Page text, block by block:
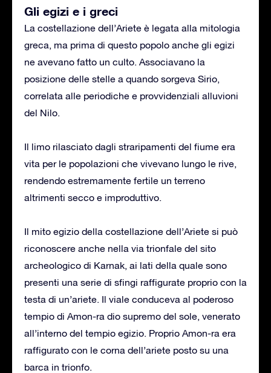
Gli egizi e i greci
La costellazione dell’Ariete è legata alla mitologia
greca, ma prima di questo popolo anche gli egizi
ne avevano fatto un culto. Associavano la
posizione delle stelle a quando sorgeva Sirio,
correlata alle periodiche e provvidenziali alluvioni
del Nilo.
Il limo rilasciato dagli straripamenti del fiume era
vita per le popolazioni che vivevano lungo le rive,
rendendo estremamente fertile un terreno
altrimenti secco e improduttivo.
Il mito egizio della costellazione dell’Ariete si può
riconoscere anche nella via trionfale del sito
archeologico di Karnak, ai lati della quale sono
presenti una serie di sfingi raffigurate proprio con la
testa di un’ariete. Il viale conduceva al poderoso
tempio di Amon-ra dio supremo del sole, venerato
all’interno del tempio egizio. Proprio Amon-ra era
raffigurato con le corna dell’ariete posto su una
barca in trionfo.